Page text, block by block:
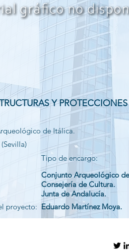
Y
de Itálica.
proyecto:
Tipo de encargo:
Conjunto Arqueológico
Consejería de Cultura.
Junta de Andalucía.
Eduardo Martínez Moya.